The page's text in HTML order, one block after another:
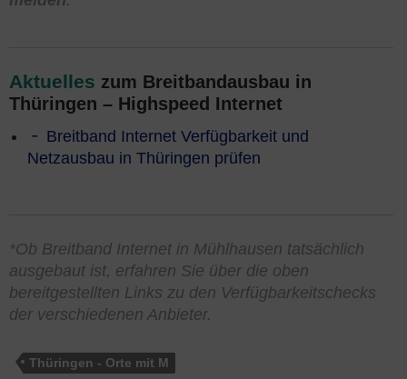
Aktuelles zum Breitbandausbau in
Thüringen – Highspeed Internet
Breitband Internet Verfügbarkeit und
Netzausbau in Thüringen prüfen
*Ob Breitband Internet in Mühlhausen tatsächlich
ausgebaut ist, erfahren Sie über die oben
bereitgestellten Links zu den Verfügbarkeitschecks
der verschiedenen Anbieter.
Thüringen - Orte mit M